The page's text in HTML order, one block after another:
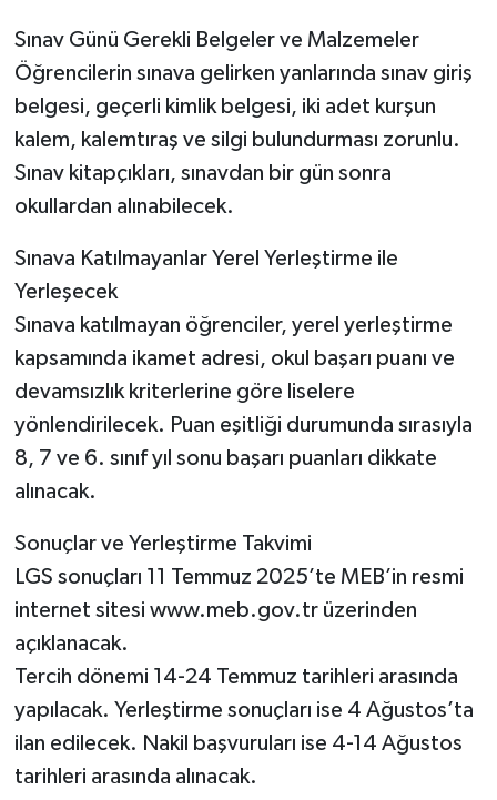
Sınav Günü Gerekli Belgeler ve Malzemeler
Öğrencilerin sınava gelirken yanlarında sınav giriş
belgesi, geçerli kimlik belgesi, iki adet kurşun
kalem, kalemtıraş ve silgi bulundurması zorunlu.
Sınav kitapçıkları, sınavdan bir gün sonra
okullardan alınabilecek.
Sınava Katılmayanlar Yerel Yerleştirme ile
Yerleşecek
Sınava katılmayan öğrenciler, yerel yerleştirme
kapsamında ikamet adresi, okul başarı puanı ve
devamsızlık kriterlerine göre liselere
yönlendirilecek. Puan eşitliği durumunda sırasıyla
8, 7 ve 6. sınıf yıl sonu başarı puanları dikkate
alınacak.
Sonuçlar ve Yerleştirme Takvimi
LGS sonuçları 11 Temmuz 2025’te MEB’in resmi
internet sitesi www.meb.gov.tr üzerinden
açıklanacak.
Tercih dönemi 14-24 Temmuz tarihleri arasında
yapılacak. Yerleştirme sonuçları ise 4 Ağustos’ta
ilan edilecek. Nakil başvuruları ise 4-14 Ağustos
tarihleri arasında alınacak.